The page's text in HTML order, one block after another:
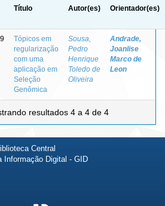
Título Autor(es) Orientador(es)
Tópicos em
regularização
com uma
aplicação em
Seleção
Genômica
Sousa,
Pedro
Henrique
Toledo de
Oliveira
Andrade,
Joanlise
Marco de
Leon
resultados 4 a 4 de 4
Central
Informação Digital - GID